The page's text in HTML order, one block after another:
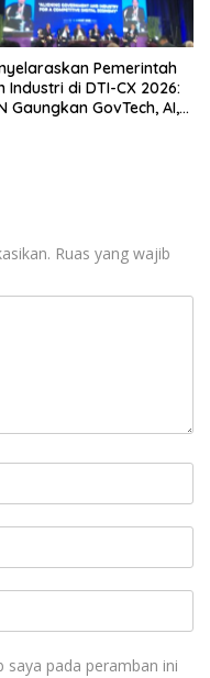
Pemerintah
Industri di DTI-CX 2026:
Gaungkan GovTech, AI,
Ruas yang wajib
saya pada peramban ini